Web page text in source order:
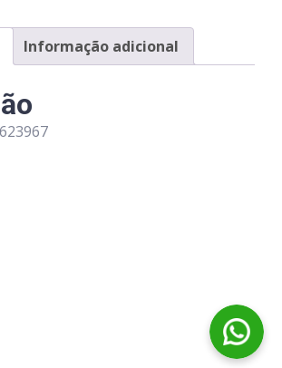
Informação adicional